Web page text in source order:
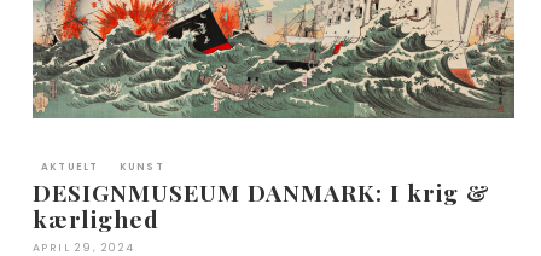
AKTUELT KUNST
DESIGNMUSEUM DANMARK: I krig &
kærlighed
APRIL 29, 2024